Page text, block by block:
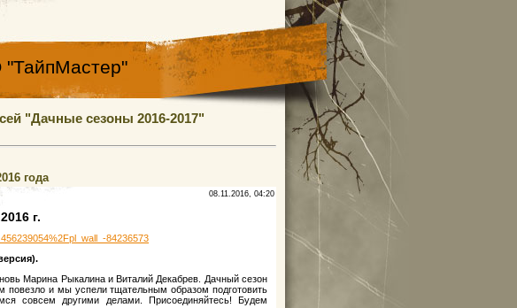
"Дачные сезоны 2016-2017"
года
08.11.2016, 04:20
г.
84236573
Марина Рыкалина и Виталий Декабрев. Дачный сезон
повезло и мы успели тщательным образом подготовить
совсем другими делами. Присоединяйтесь! Будем